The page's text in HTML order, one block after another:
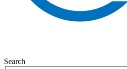
Search